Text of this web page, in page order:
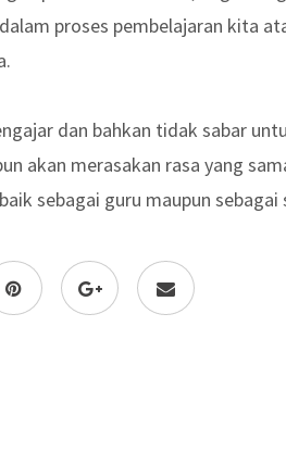
proses pembelajaran kita
dan bahkan tidak sabar
akan merasakan rasa yang
sebagai guru maupun sebagai